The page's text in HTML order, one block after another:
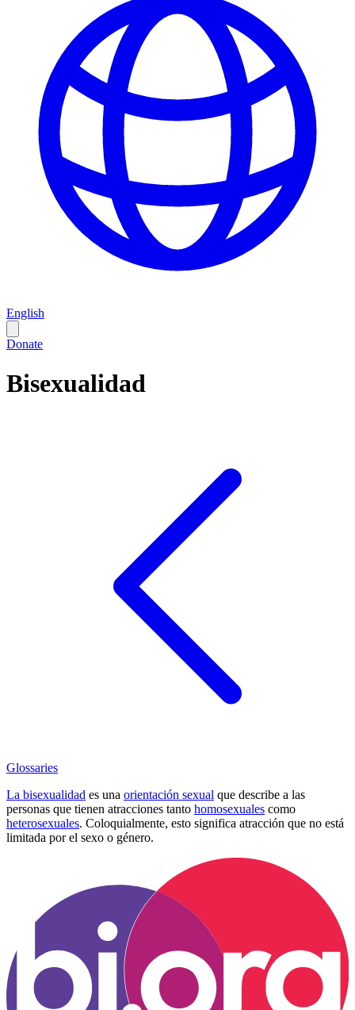
English
Donate
Bisexualidad
Glossaries
La bisexualidad es una orientación sexual que describe a las
personas que tienen atracciones tanto homosexuales como
heterosexuales. Coloquialmente, esto significa atracción que no está
limitada por el sexo o género.